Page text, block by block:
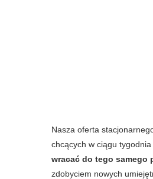
Nasza oferta
chcących w ciągu
wracać do tego samego
zdobyciem nowych